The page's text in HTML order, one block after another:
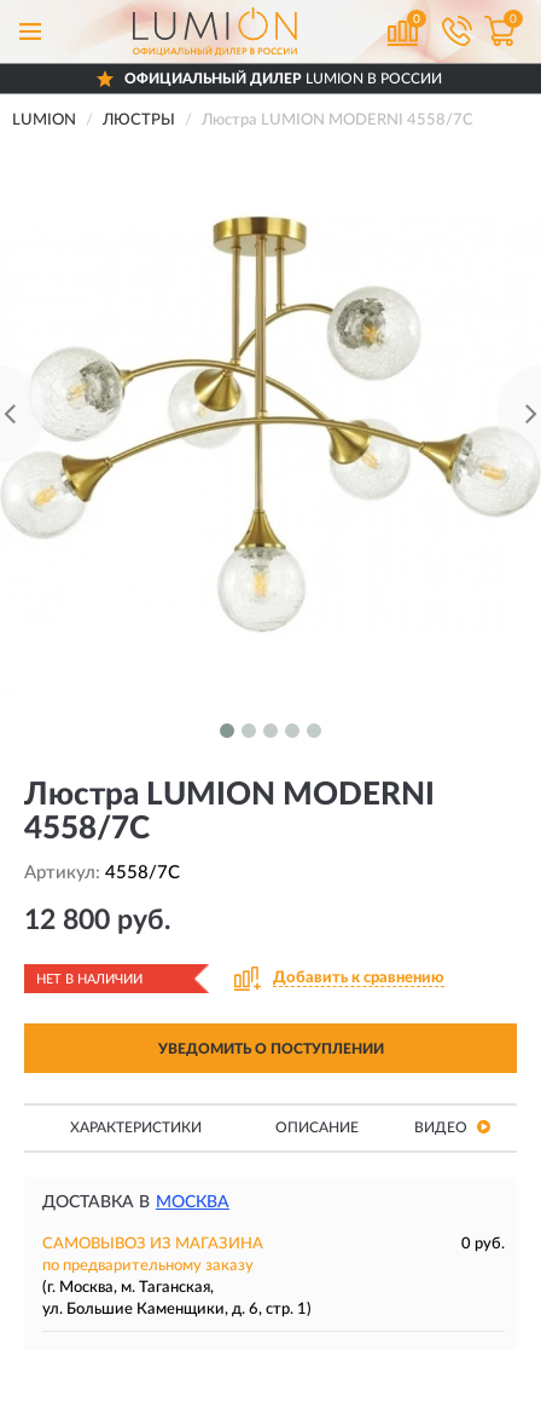
0 0
ОФИЦИАЛЬНЫЙ ДИЛЕР LUMION В РОССИИ
LUMION ЛЮСТРЫ Люстра LUMION MODERNI 4558/7C
Люстра LUMION MODERNI
4558/7C
Артикул: 4558/7C
12 800 руб.
НЕТ В НАЛИЧИИ Добавить к сравнению
УВЕДОМИТЬ О ПОСТУПЛЕНИИ
ХАРАКТЕРИСТИКИ ОПИСАНИЕ ВИДЕО
ДОСТАВКА В МОСКВА
САМОВЫВОЗ ИЗ МАГАЗИНА
0 руб.
по предварительному заказу
(г. Москва, м. Таганская,
ул. Большие Каменщики, д. 6, стр. 1)